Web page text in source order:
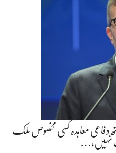
دفاعی معاہدہ کسی مخصوص ملک
نہیں،…